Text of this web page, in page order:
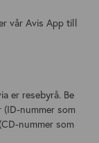
vår Avis App till
er resebyrå. Be
nummer som
nummer som